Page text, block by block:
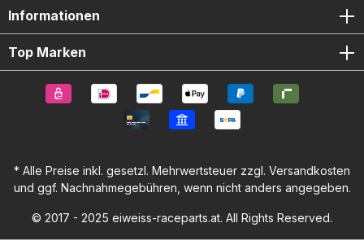
Informationen
Top Marken
* Alle Preise inkl. gesetzl. Mehrwertsteuer zzgl. Versandkosten
und ggf. Nachnahmegebühren, wenn nicht anders angegeben.
© 2017 - 2025 eiweiss-raceparts.at. All Rights Reserved.